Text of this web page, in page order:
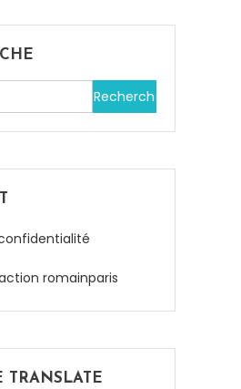
Rechercher :
romainparis
TRANSLATE